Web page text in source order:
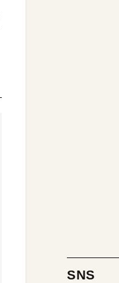
SNS